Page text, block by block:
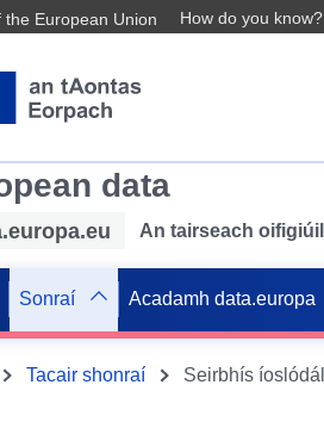
European Union How do you know?
data
An tairseach
Sonraí Acadamh data.europa
Tacair shonraí